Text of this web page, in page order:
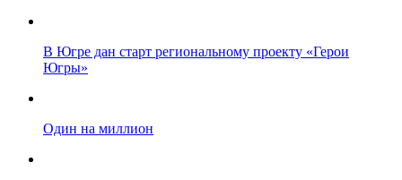
В Югре дан старт региональному проекту «Герои
Югры»
Один на миллион